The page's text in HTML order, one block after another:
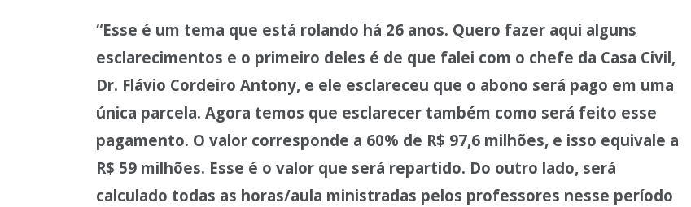
“Esse é um tema que está rolando há 26 anos. Quero fazer aqui alguns
esclarecimentos e o primeiro deles é de que falei com o chefe da Casa Civil,
Dr. Flávio Cordeiro Antony, e ele esclareceu que o abono será pago em uma
única parcela. Agora temos que esclarecer também como será feito esse
pagamento. O valor corresponde a 60% de R$ 97,6 milhões, e isso equivale a
R$ 59 milhões. Esse é o valor que será repartido. Do outro lado, será
calculado todas as horas/aula ministradas pelos professores nesse período